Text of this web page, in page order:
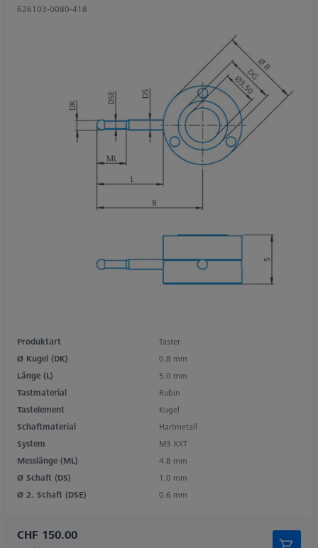
626103-0080-418
Produktart
Taster
Ø Kugel (DK)
0.8 mm
Länge (L)
5.0 mm
Tastmaterial
Rubin
Tastelement
Kugel
Schaftmaterial
Hartmetall
System
M3 XXT
Messlänge (ML)
4.8 mm
Ø Schaft (DS)
1.0 mm
Ø 2. Schaft (DSE)
0.6 mm
CHF 150.00